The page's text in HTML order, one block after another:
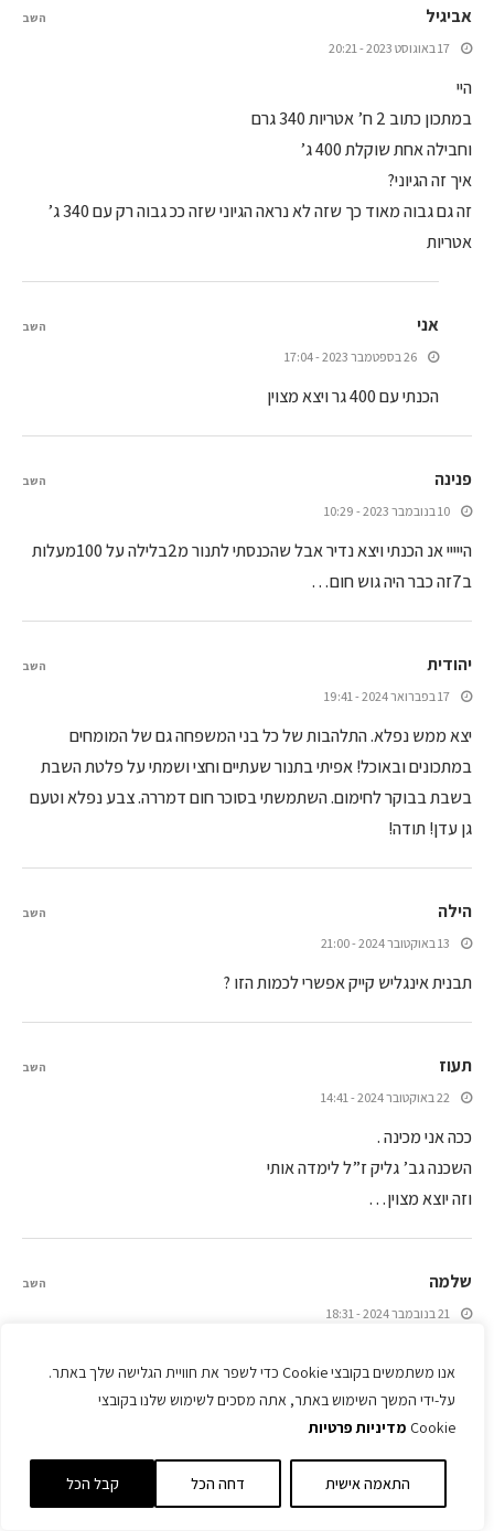
אנו משתמשים בקובצי Cookie כדי לשפר את חוויית הגלישה שלך באתר.
על-ידי המשך השימוש באתר, אתה מסכים לשימוש שלנו בקובצי
Cookie מדיניות פרטיות
התאמה אישית דחה הכל קבל הכל
אביגיל
17 באוגוסט 2023 - 20:21
היי
במתכון כתוב 2 ח’ אטריות 340 גרם
וחבילה אחת שוקלת 400 ג’
איך זה הגיוני?
זה גם גבוה מאוד כך שזה לא נראה הגיוני שזה ככ גבוה רק עם 340 ג’
אטריות
השב
אני
26 בספטמבר 2023 - 17:04
הכנתי עם 400 גר ויצא מצוין
השב
פנינה
10 בנובמבר 2023 - 10:29
הייייי אנ הכנתי ויצא נדיר אבל שהכנסתי לתנור מ2בלילה על 100מעלות
ב7זה כבר היה גוש חום…
השב
יהודית
17 בפברואר 2024 - 19:41
יצא ממש נפלא. התלהבות של כל בני המשפחה גם של המומחים
במתכונים ובאוכל! אפיתי בתנור שעתיים וחצי ושמתי על פלטת השבת
בשבת בבוקר לחימום. השתמשתי בסוכר חום דמררה. צבע נפלא וטעם
גן עדן! תודה!
השב
הילה
13 באוקטובר 2024 - 21:00
תבנית אינגליש קייק אפשרי לכמות הזו ?
השב
תעוז
22 באוקטובר 2024 - 14:41
ככה אני מכינה .
השכנה גב’ גליק ז”ל לימדה אותי
וזה יוצא מצוין…
השב
שלמה
21 בנובמבר 2024 - 18:31
להתערבב עם האטריות???
השב
שלומית